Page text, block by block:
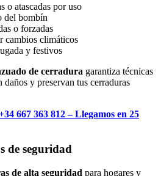
o atascadas por uso
del bombín
o forzadas
cambios climáticos
y festivos
de cerradura garantiza técnicas
y preservan tus cerraduras
667 363 812 – Llegamos en 25
de seguridad
de alta seguridad para hogares y